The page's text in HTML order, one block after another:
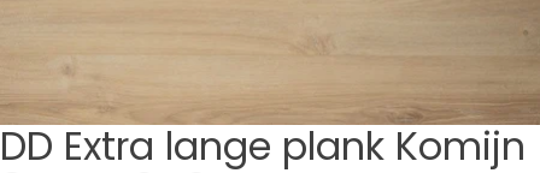
DD Extra lange plank Komijn